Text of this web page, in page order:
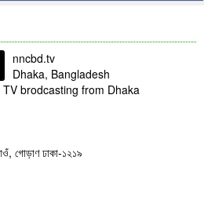
nncbd.tv
Dhaka, Bangladesh
brodcasting from Dhaka
গোড়াণ ঢাকা-১২১৯